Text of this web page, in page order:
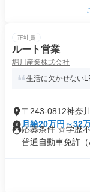
正社員
ルート営業
堀川産業株式会社
生活に欠かせない
〒243-0812神奈
月給20万円～32
応募条件 ☆学歴
普通自動車免許（